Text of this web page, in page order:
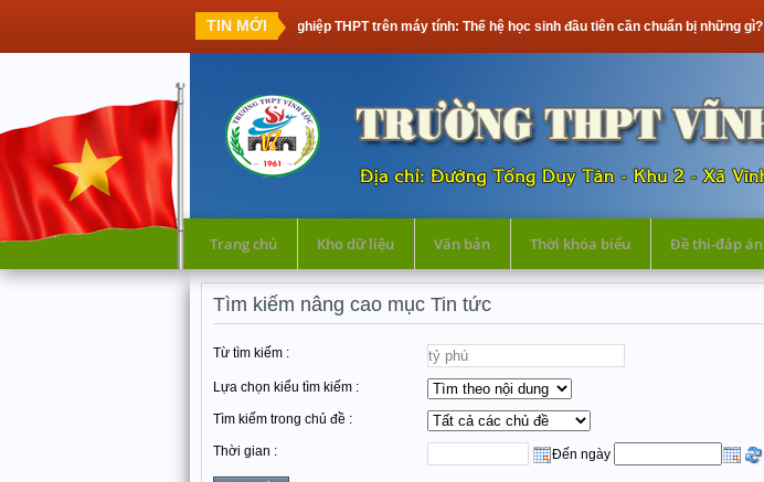
TIN MỚI
Thi tốt nghiệp THPT trên máy tính: Thế hệ học sinh đầu tiên cần chuẩn bị những gì?
Trang chủ Kho dữ liệu Văn bản Thời khóa biểu Đề thi-đáp án
Tìm kiếm nâng cao mục Tin tức
Từ tìm kiếm :
Lựa chọn kiểu tìm kiếm :
Tìm kiếm trong chủ đề :
Thời gian : Đến ngày